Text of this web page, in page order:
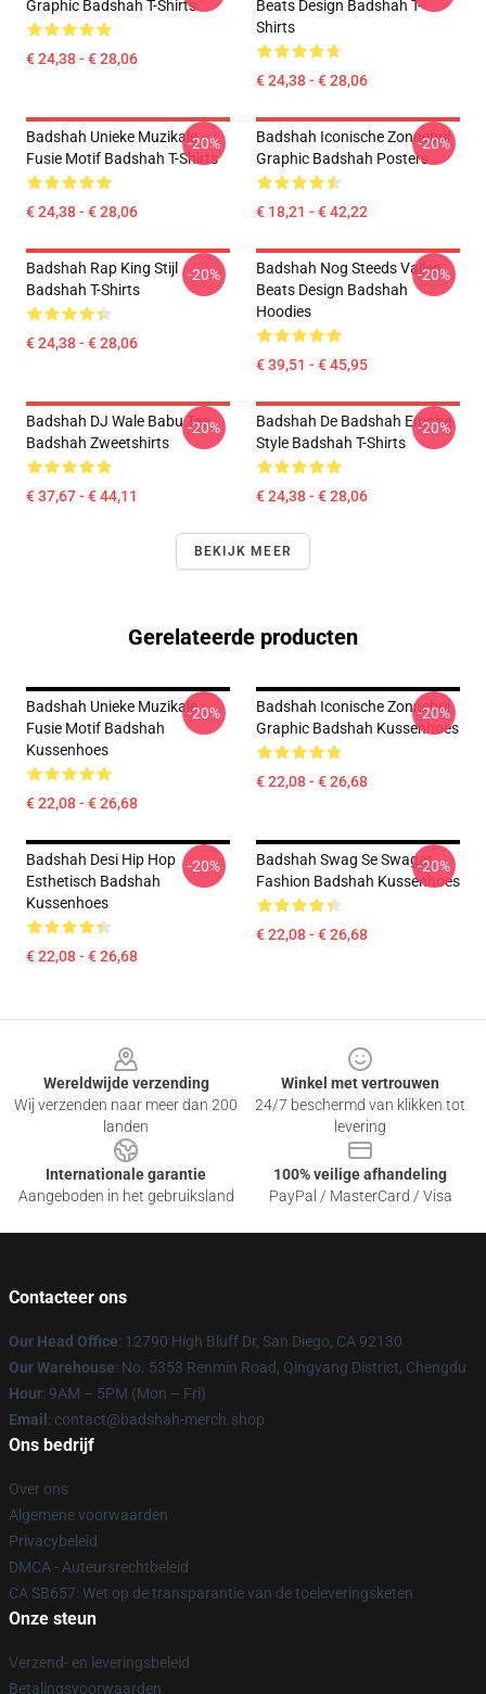
Graphic Badshah T-Shirts
€ 24,38 - € 28,06
Beats Design Badshah T-
Shirts
€ 24,38 - € 28,06
Badshah Unieke Muzikale
Fusie Motif Badshah T-Shirts
€ 24,38 - € 28,06
-20%
Badshah Iconische Zonnebril
Graphic Badshah Posters
€ 18,21 - € 42,22
-20%
Badshah Rap King Stijl
Badshah T-Shirts
€ 24,38 - € 28,06
-20%
Badshah Nog Steeds Vallen
Beats Design Badshah
Hoodies
€ 39,51 - € 45,95
-20%
Badshah DJ Wale Babu Tee
Badshah Zweetshirts
€ 37,67 - € 44,11
-20%
Badshah De Badshah Empire
Style Badshah T-Shirts
€ 24,38 - € 28,06
-20%
BEKIJK MEER
Gerelateerde producten
Badshah Unieke Muzikale
Fusie Motif Badshah
Kussenhoes
€ 22,08 - € 26,68
-20%
Badshah Iconische Zonnebril
Graphic Badshah Kussenhoes
€ 22,08 - € 26,68
-20%
Badshah Desi Hip Hop
Esthetisch Badshah
Kussenhoes
€ 22,08 - € 26,68
-20%
Badshah Swag Se Swagat
Fashion Badshah Kussenhoes
€ 22,08 - € 26,68
-20%
Wereldwijde verzending
Wij verzenden naar meer dan 200
landen
Winkel met vertrouwen
24/7 beschermd van klikken tot
levering
Internationale garantie
Aangeboden in het gebruiksland
100% veilige afhandeling
PayPal / MasterCard / Visa
Contacteer ons
Our Head Office: 12790 High Bluff Dr, San Diego, CA 92130
Our Warehouse: No. 5353 Renmin Road, Qingyang District, Chengdu
Hour: 9AM – 5PM (Mon – Fri)
Email : contact@badshah-merch.shop
Ons bedrijf
Over ons
Algemene voorwaarden
Privacybeleid
DMCA - Auteursrechtbeleid
CA SB657: Wet op de transparantie van de toeleveringsketen
Onze steun
Verzend- en leveringsbeleid
Betalingsvoorwaarden